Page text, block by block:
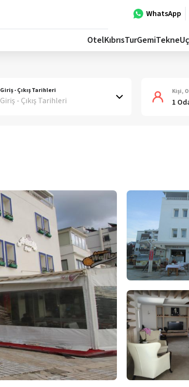
WhatsApp
OtelKıbrısTurGemiTekne
Giriş - Çıkış Tarihleri
Giriş - Çıkış Tarihleri
Kişi,
1